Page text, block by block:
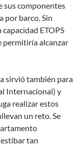
sus componentes
por barco. Sin
ETOPS
permitiría alcanzar
sirvió también para
Internacional) y
realizar estos
un reto. Se
tan